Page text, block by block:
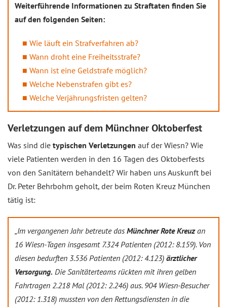
Weiterführende Informationen zu Straftaten finden Sie
auf den folgenden Seiten:
Wie läuft ein Strafverfahren ab?
Wann droht eine Freiheitsstrafe?
Wann ist eine Geldstrafe möglich?
Welche Nebenstrafen gibt es?
Welche Verjährungsfristen gelten?
Verletzungen auf dem Münchner Oktoberfest
Was sind die typischen Verletzungen auf der Wiesn? Wie
viele Patienten werden in den 16 Tagen des Oktoberfests
von den Sanitätern behandelt? Wir haben uns Auskunft bei
Dr. Peter Behrbohm geholt, der beim Roten Kreuz München
tätig ist:
„Im vergangenen Jahr betreute das Münchner Rote Kreuzan
16 Wiesn-Tagen insgesamt 7.324 Patienten (2012: 8.159). Von
diesen bedurften 3.536 Patienten (2012: 4.123) ärztlicher
Versorgung. Die Sanitäterteams rückten mit ihren gelben
Fahrtragen 2.218 Mal (2012: 2.246) aus. 904 Wiesn-Besucher
(2012: 1.318) mussten von den Rettungsdiensten in die